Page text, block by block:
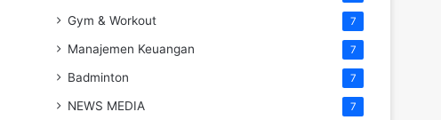
Gym & Workout 7
Manajemen Keuangan 7
Badminton 7
NEWS MEDIA 7